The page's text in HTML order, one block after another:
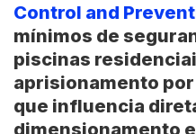
Control and
mínimos de
piscinas
aprisionamento
que influencia